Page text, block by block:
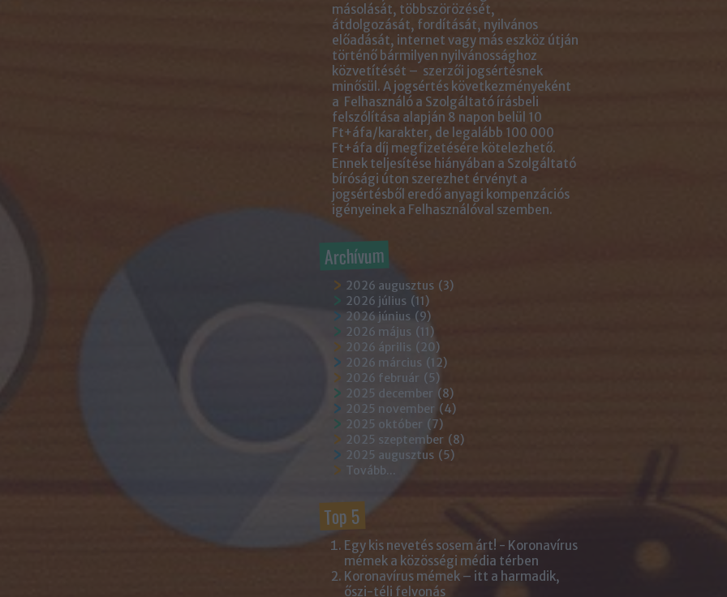
másolását, többszörözését,
átdolgozását, fordítását, nyilvános
előadását, internet vagy más eszköz útján
történő bármilyen nyilvánossághoz
közvetítését – szerzői jogsértésnek
minősül. A jogsértés következményeként
a Felhasználó a Szolgáltató írásbeli
felszólítása alapján 8 napon belül 10
Ft+áfa/karakter, de legalább 100 000
Ft+áfa díj megfizetésére kötelezhető.
Ennek teljesítése hiányában a Szolgáltató
bírósági úton szerezhet érvényt a
jogsértésből eredő anyagi kompenzációs
igényeinek a Felhasználóval szemben.
Archívum
2026 augusztus (3)
2026 július (11)
2026 június (9)
2026 május (11 )
2026 április (20)
2026 március (12)
2026 február (5)
2025 december (8)
2025 november (4)
2025 október (7)
2025 szeptember (8)
2025 augusztus (5)
Tovább...
Top 5
Egy kis nevetés sosem árt! - Koronavírus
mémek a közösségi média térben
Koronavírus mémek – itt a harmadik,
őszi-téli felvonás